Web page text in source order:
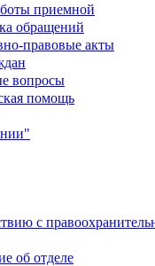
приемной
обращений
правовые акты
вопросы
помощь
с
об отделе